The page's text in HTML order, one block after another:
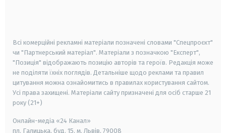
Всі комерційні рекламні матеріали позначені словами "Спецпроєкт"
чи "Партнерський матеріал". Матеріали з позначкою "Експерт",
"Позиція" відображають позицію авторів та героїв. Редакція може
не поділяти їхніх поглядів. Детальніше щодо реклами та правил
цитування можна ознайомитись в правилах користування сайтом.
Усі права захищені. Матеріали сайту призначені для осіб старше 21
року (21+)
Онлайн-медіа «24 Канал»
пл. Галицька, буд. 15, м. Львів, 79008